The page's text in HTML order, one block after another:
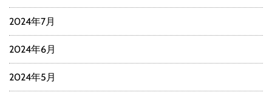
2024年7月
2024年6月
2024年5月